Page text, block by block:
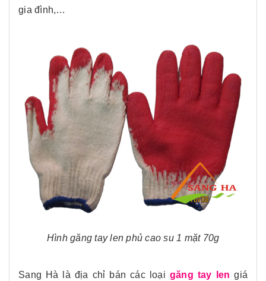
gia đình,…
Hình găng tay len phủ cao su 1 mặt 70g
Sang Hà là địa chỉ bán các loại găng tay len giá